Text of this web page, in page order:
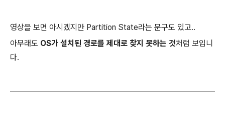
영상을 보면 아시겠지만 Partition State라는 문구도 있고..
아무래도 OS가 설치된 경로를 제대로 찾지 못하는 것처럼 보입니
다.